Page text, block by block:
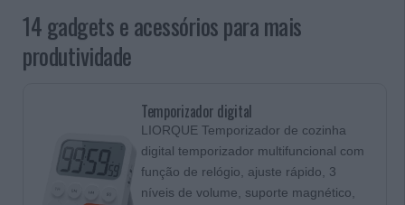
14 gadgets e acessórios para mais
produtividade
Temporizador digital
LIORQUE Temporizador de cozinha
digital temporizador multifuncional com
função de relógio, ajuste rápido, 3
níveis de volume, suporte magnético,